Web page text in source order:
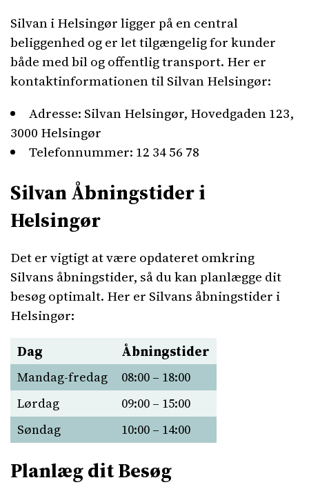
Silvan i Helsingør ligger på en central
beliggenhed og er let tilgængelig for kunder
både med bil og offentlig transport. Her er
kontaktinformationen til Silvan Helsingør:
Adresse: Silvan Helsingør, Hovedgaden 123,
3000 Helsingør
Telefonnummer: 12 34 56 78
Silvan Åbningstider i
Helsingør
Det er vigtigt at være opdateret omkring
Silvans åbningstider, så du kan planlægge dit
besøg optimalt. Her er Silvans åbningstider i
Helsingør:
Dag
Åbningstider
Mandag-fredag
08:00 – 18:00
Lørdag
09:00 – 15:00
Søndag
10:00 – 14:00
Planlæg dit Besøg